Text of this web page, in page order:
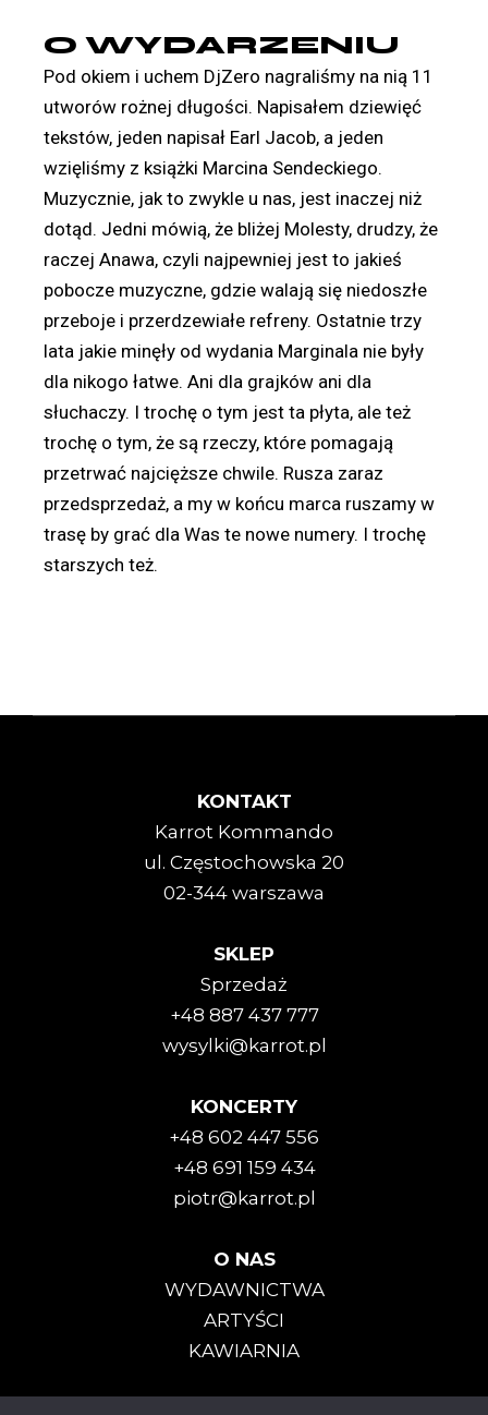
O WYDARZENIU
Pod okiem i uchem DjZero nagraliśmy na nią 11
utworów rożnej długości. Napisałem dziewięć
tekstów, jeden napisał Earl Jacob, a jeden
wzięliśmy z książki Marcina Sendeckiego.
Muzycznie, jak to zwykle u nas, jest inaczej niż
dotąd. Jedni mówią, że bliżej Molesty, drudzy, że
raczej Anawa, czyli najpewniej jest to jakieś
pobocze muzyczne, gdzie walają się niedoszłe
przeboje i przerdzewiałe refreny. Ostatnie trzy
lata jakie minęły od wydania Marginala nie były
dla nikogo łatwe. Ani dla grajków ani dla
słuchaczy. I trochę o tym jest ta płyta, ale też
trochę o tym, że są rzeczy, które pomagają
przetrwać najcięższe chwile. Rusza zaraz
przedsprzedaż, a my w końcu marca ruszamy w
trasę by grać dla Was te nowe numery. I trochę
starszych też.
KONTAKT
Karrot Kommando
ul. Częstochowska 20
02-344 warszawa
SKLEP
Sprzedaż
+48 887 437 777
wysylki@karrot.pl
KONCERTY
+48 602 447 556
+48 691 159 434
piotr@karrot.pl
O NAS
WYDAWNICTWA
ARTYŚCI
KAWIARNIA